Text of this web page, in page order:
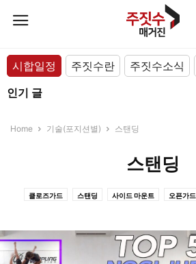
시합일정 주짓수란 주짓수소식
인기 글
Home 기술(포지션별) 스탠딩
스탠딩
클로즈가드 스탠딩 사이드 마운트 오픈가드